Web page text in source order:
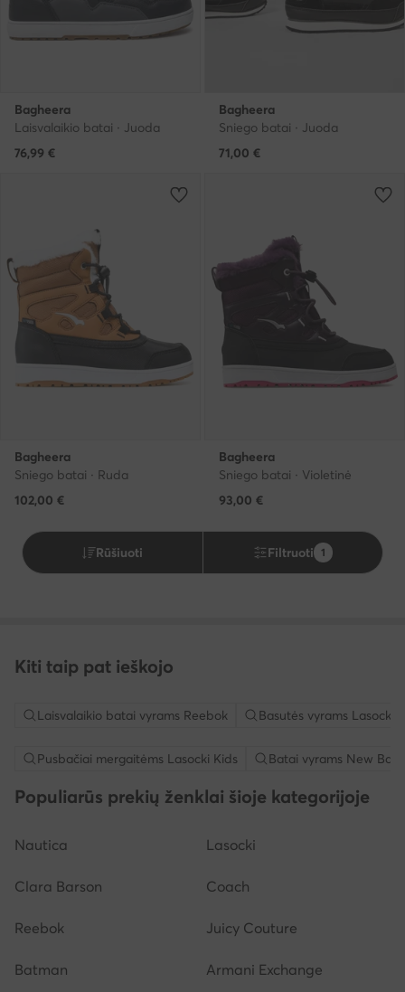
Bagheera
Laisvalaikio batai · Juoda
76,99 €
Bagheera
Sniego batai · Juoda
71,00 €
Bagheera
Sniego batai · Ruda
102,00 €
Bagheera
Sniego batai · Violetinė
93,00 €
Rūšiuoti Filtruoti 1
Kiti taip pat ieškojo
Laisvalaikio batai vyrams Reebok Basutės vyrams Lasocki
Pusbačiai mergaitėms Lasocki Kids Batai vyrams New
Populiarūs prekių ženklai šioje kategorijoje
Nautica Lasocki
Clara Barson Coach
Reebok Juicy Couture
Batman Armani Exchange